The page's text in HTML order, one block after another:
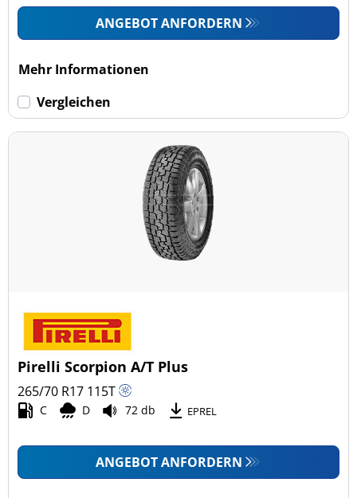
Keine Run-flat (30)
ANGEBOT ANFORDERN
Mehr Informationen
Vergleichen
Pirelli Scorpion A/T Plus
265/70 R17 115T
C D 72 db EPREL
ANGEBOT ANFORDERN